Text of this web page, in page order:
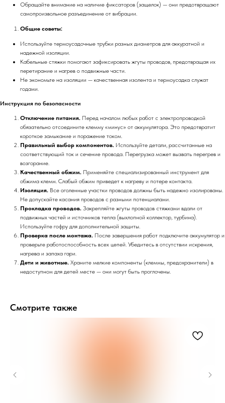
Обращайте внимание на наличие фиксаторов (защелок) — они предотвращают
самопроизвольное разъединение от вибрации.
Общие советы:
Используйте термоусадочные трубки разных диаметров для аккуратной и
надежной изоляции.
Кабельные стяжки помогают зафиксировать жгуты проводов, предотвращая их
перетирание и нагрев о подвижные части.
Не экономьте на изоляции — качественная изолента и термоусадка служат
годами.
Инструкция по безопасности
Отключение питания. Перед началом любых работ с электропроводкой
обязательно отсоедините клемму «минус» от аккумулятора. Это предотвратит
короткое замыкание и поражение током.
Правильный выбор компонентов. Используйте детали, рассчитанные на
соответствующий ток и сечение провода. Перегрузка может вызвать перегрев и
возгорание.
Качественный обжим. Применяйте специализированный инструмент для
обжима клемм. Слабый обжим приведет к нагреву и потере контакта.
Изоляция. Все оголенные участки проводов должны быть надежно изолированы.
Не допускайте касания проводов с разными потенциалами.
Прокладка проводов. Закрепляйте жгуты проводов стяжками вдали от
подвижных частей и источников тепла (выхлопной коллектор, турбина).
Используйте гофру для дополнительной защиты.
Проверка после монтажа. После завершения работ подключите аккумулятор и
проверьте работоспособность всех цепей. Убедитесь в отсутствии искрения,
нагрева и запаха гари.
Дети и животные. Храните мелкие компоненты (клеммы, предохранители) в
недоступном для детей месте — они могут быть проглочены.
Смотрите также